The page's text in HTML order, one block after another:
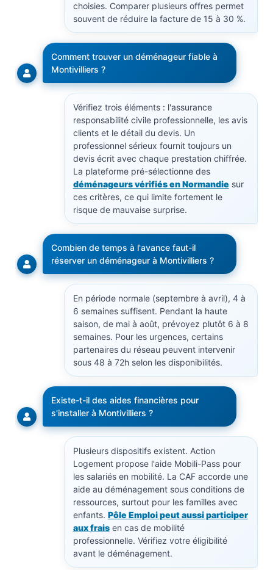
choisies. Comparer plusieurs offres permet
souvent de réduire la facture de 15 à 30 %.
Comment trouver un déménageur fiable à
Montivilliers ?
Vérifiez trois éléments : l'assurance
responsabilité civile professionnelle, les avis
clients et le détail du devis. Un
professionnel sérieux fournit toujours un
devis écrit avec chaque prestation chiffrée.
La plateforme pré-sélectionne des
déménageurs vérifiés en Normandie sur
ces critères, ce qui limite fortement le
risque de mauvaise surprise.
Combien de temps à l'avance faut-il
réserver un déménageur à Montivilliers ?
En période normale (septembre à avril), 4 à
6 semaines suffisent. Pendant la haute
saison, de mai à août, prévoyez plutôt 6 à 8
semaines. Pour les urgences, certains
partenaires du réseau peuvent intervenir
sous 48 à 72h selon les disponibilités.
Existe-t-il des aides financières pour
s'installer à Montivilliers ?
Plusieurs dispositifs existent. Action
Logement propose l'aide Mobili-Pass pour
les salariés en mobilité. La CAF accorde une
aide au déménagement sous conditions de
ressources, surtout pour les familles avec
enfants. Pôle Emploi peut aussi participer
aux fraisen cas de mobilité
professionnelle. Vérifiez votre éligibilité
avant le déménagement.